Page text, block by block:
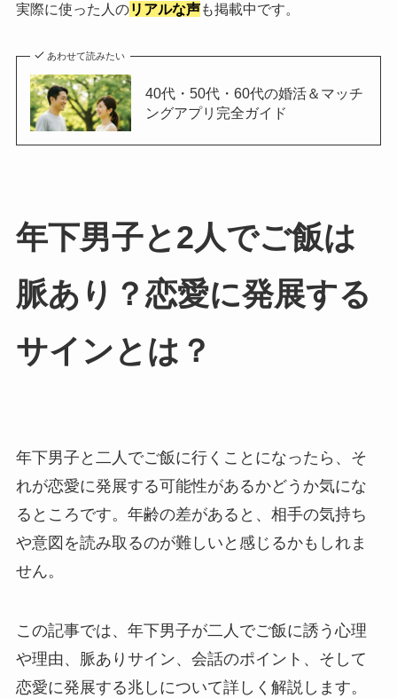
実際に使った人のリアルな声も掲載中です。
あわせて読みたい
40代・50代・60代の婚活＆マッチ
ングアプリ完全ガイド
年下男子と2人でご飯は
脈あり？恋愛に発展する
サインとは？
年下男子と二人でご飯に行くことになったら、そ
れが恋愛に発展する可能性があるかどうか気にな
るところです。年齢の差があると、相手の気持ち
や意図を読み取るのが難しいと感じるかもしれま
せん。
この記事では、年下男子が二人でご飯に誘う心理
や理由、脈ありサイン、会話のポイント、そして
恋愛に発展する兆しについて詳しく解説します。